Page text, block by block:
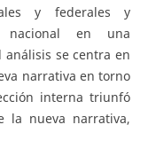
y federales y
en una
se centra en
narrativa en torno
interna triunfó
la nueva narrativa,